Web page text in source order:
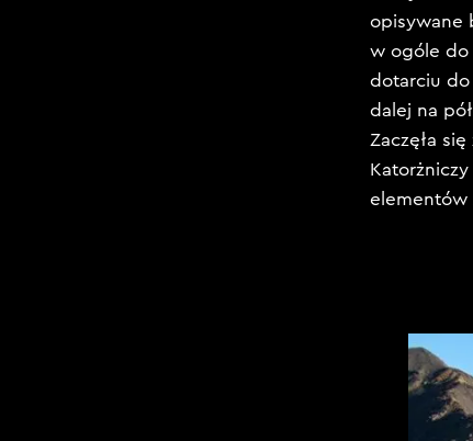
opisywane
w ogóle do
dotarciu do
dalej na
Zaczęła
elementów